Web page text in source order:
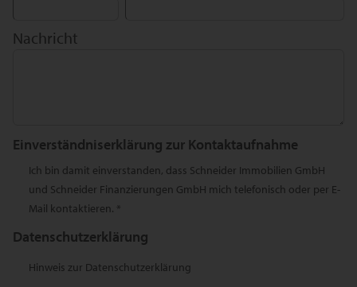
Nachricht
Einverständniserklärung zur Kontaktaufnahme
Ich bin damit einverstanden, dass Schneider Immobilien GmbH
und Schneider Finanzierungen GmbH mich telefonisch oder per E-
Mail kontaktieren. *
Datenschutzerklärung
Hinweis zur Datenschutzerklärung